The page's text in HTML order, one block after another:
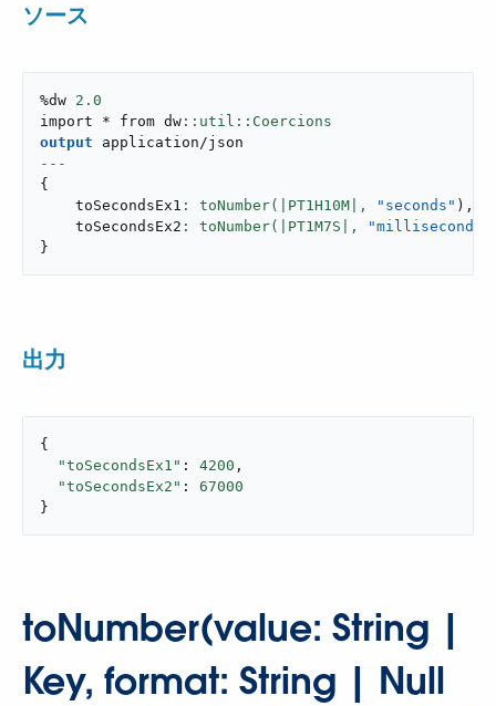
ソース
%dw 2.0
import * from dw
output
application/json
---
{
    toSecondsEx1
: toNumber(|PT1H10M|, "seconds" ) ,
    toSecondsEx2
: toNumber(|PT1M7S|, "milliseconds"
}
出力
{
"toSecondsEx1" : 4200 ,
"toSecondsEx2" : 67000
}
toNumber(value: String |
Key, format: String | Null